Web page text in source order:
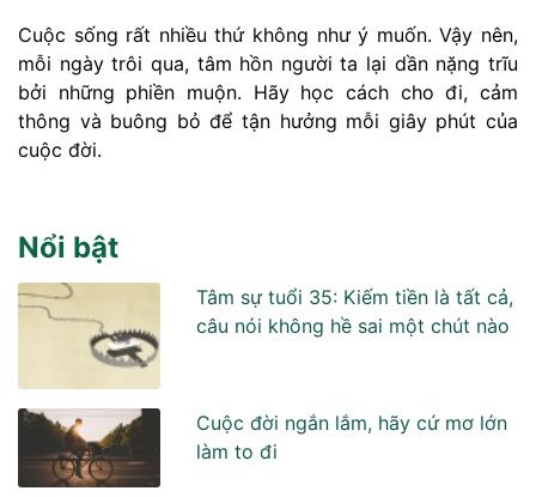
Cuộc sống rất nhiều thứ không như ý muốn. Vậy nên,
mỗi ngày trôi qua, tâm hồn người ta lại dần nặng trĩu
bởi những phiền muộn. Hãy học cách cho đi, cảm
thông và buông bỏ để tận hưởng mỗi giây phút của
cuộc đời.
Nổi bật
Tâm sự tuổi 35: Kiếm tiền là tất cả,
câu nói không hề sai một chút nào
Cuộc đời ngắn lắm, hãy cứ mơ lớn
làm to đi